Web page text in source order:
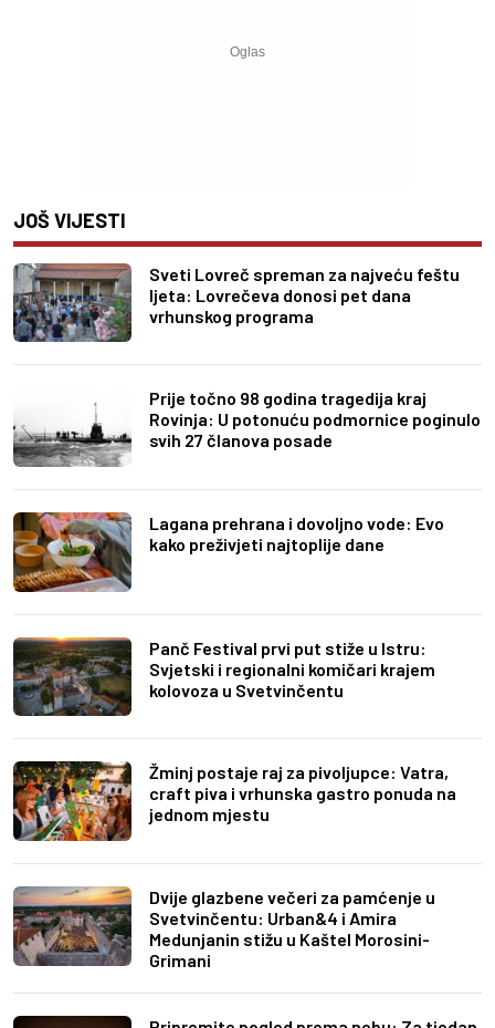
JOŠ VIJESTI
Sveti Lovreč spreman za najveću feštu
ljeta: Lovrečeva donosi pet dana
vrhunskog programa
Prije točno 98 godina tragedija kraj
Rovinja: U potonuću podmornice poginulo
svih 27 članova posade
Lagana prehrana i dovoljno vode: Evo
kako preživjeti najtoplije dane
Panč Festival prvi put stiže u Istru:
Svjetski i regionalni komičari krajem
kolovoza u Svetvinčentu
Žminj postaje raj za pivoljupce: Vatra,
craft piva i vrhunska gastro ponuda na
jednom mjestu
Dvije glazbene večeri za pamćenje u
Svetvinčentu: Urban&4 i Amira
Medunjanin stižu u Kaštel Morosini-
Grimani